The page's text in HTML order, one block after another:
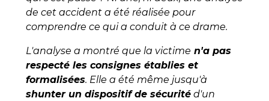
de cet accident a été réalisée pour
comprendre ce qui a conduit à ce drame.
L'analyse a montré que la victime n'a pas
respecté les consignes établies et
formalisées. Elle a été même jusqu'à
shunter un dispositif de sécuritéd'un